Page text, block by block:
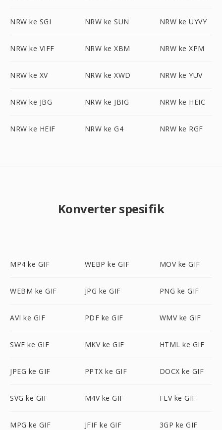
NRW ke SGI NRW ke SUN NRW ke UYVY
NRW ke VIFF NRW ke XBM NRW ke XPM
NRW ke XV NRW ke XWD NRW ke YUV
NRW ke JBG NRW ke JBIG NRW ke HEIC
NRW ke HEIF NRW ke G4 NRW ke RGF
Konverter spesifik
MP4 ke GIF WEBP ke GIF MOV ke GIF
WEBM ke GIF JPG ke GIF PNG ke GIF
AVI ke GIF PDF ke GIF WMV ke GIF
SWF ke GIF MKV ke GIF HTML ke GIF
JPEG ke GIF PPTX ke GIF DOCX ke GIF
SVG ke GIF M4V ke GIF FLV ke GIF
MPG ke GIF JFIF ke GIF 3GP ke GIF